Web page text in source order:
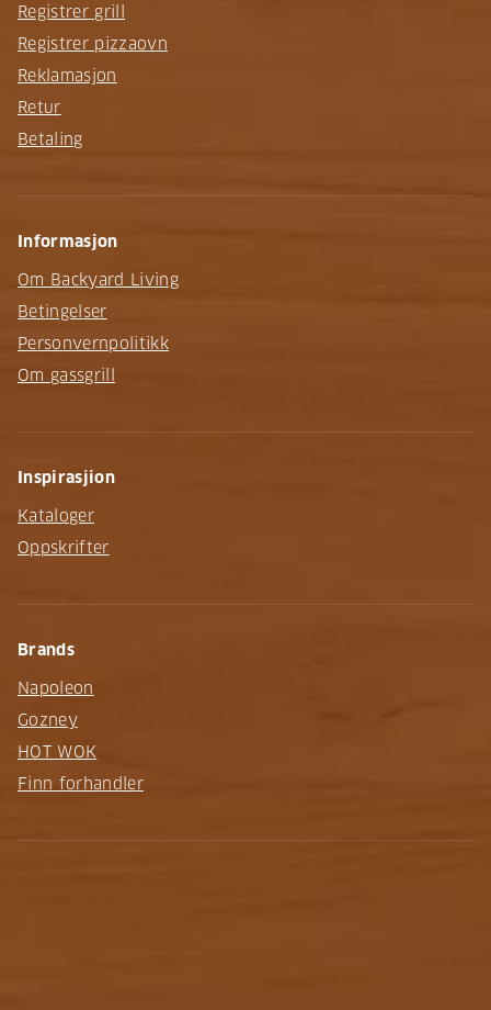
Registrer grill
Registrer pizzaovn
Reklamasjon
Retur
Betaling
Informasjon
Om Backyard Living
Betingelser
Personvernpolitikk
Om gassgrill
Inspirasjion
Kataloger
Oppskrifter
Brands
Napoleon
Gozney
HOT WOK
Finn forhandler